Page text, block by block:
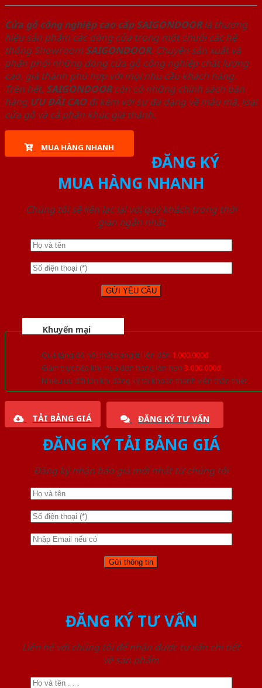
Cửa gỗ công nghiệp cao cấp SAIGONDOORlà thương
hiệu sản phẩm các dòng cửa trong một chuỗi các hệ
thống Showroom SAIGONDOOR. Chuyên sản xuất và
phân phối những dòng cửa gỗ công nghiệp chất lượng
cao, giá thành phù hợp với mọi nhu cầu khách hàng.
Trên hết, SAIGONDOORcòn có những chính sách bán
hàng ƯU ĐÃI CAOđi kèm với sự đa dạng về mẫu mã, loại
cửa gỗ và cả phân khúc giá thành.
MUA HÀNG NHANH
ĐĂNG KÝ
MUA HÀNG NHANH
Chúng tôi sẽ liên lạc lại với quý khách trong thời
gian ngắn nhất
Khuyến mại
Quà tặng đồ nội thất trang trí lên đến 1.000.000đ
Giảm trực tiếp khi mua đơn hàng lớn hơn 3.000.000đ
Nhiều ưu đãi lớn khi đăng ký tài khoản thành viên thân thiết
TẢI BẢNG GIÁ ĐĂNG KÝ TƯ VẤN
ĐĂNG KÝ TẢI BẢNG GIÁ
Đăng ký nhận báo giá mới nhất từ chúng tôi
ĐĂNG KÝ TƯ VẤN
Liên hệ với chúng tôi để nhận được tư vấn chi tiết
về sản phẩm